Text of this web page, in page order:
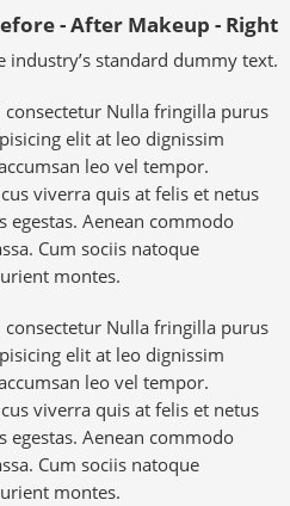
- After Makeup - Right
industry’s standard dummy text.
Nulla fringilla purus
elit at leo dignissim
leo vel tempor.
viverra quis at felis et netus
egestas. Aenean commodo
Cum sociis natoque
montes.
Nulla fringilla purus
elit at leo dignissim
leo vel tempor.
viverra quis at felis et netus
egestas. Aenean commodo
Cum sociis natoque
montes.